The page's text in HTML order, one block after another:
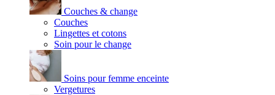
Couches & change
Couches
Lingettes et cotons
Soin pour le change
Soins pour femme enceinte
Vergetures